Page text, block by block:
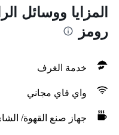
المزايا ووسائل
رومز
خدمة الغرف
واي فاي مجاني
جهاز صنع القهوة/